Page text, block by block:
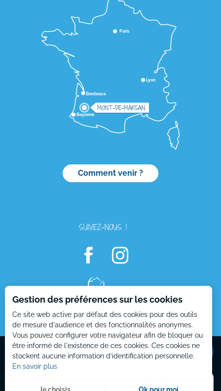
Menu
Lyon
Bordeaux
Paris
Bayonne
MONT-DE-MARSAN
Comment venir ?
SUIVEZ-NOUS !
Mentions Légales Plan du site
Gestion des préférences sur les cookies
Ce site web active par défaut des cookies pour des outils
de mesure d'audience et des fonctionnalités anonymes.
Vous pouvez configurer votre navigateur afin de bloquer ou
être informé de l'existence de ces cookies. Ces cookies ne
stockent aucune information d’identification personnelle.
En savoir plus